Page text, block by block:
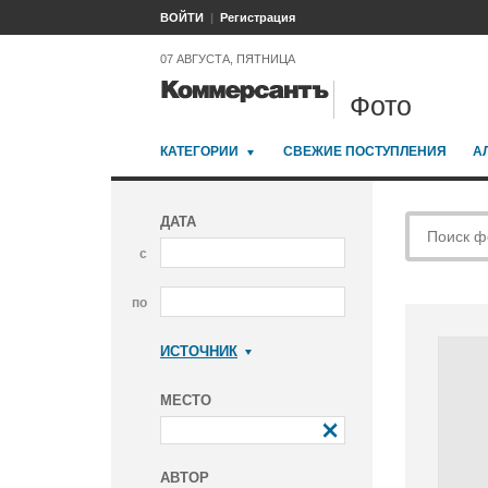
ВОЙТИ Регистрация
07 АВГУСТА, ПЯТНИЦА
Фото
КАТЕГОРИИ СВЕЖИЕ ПОСТУПЛЕНИЯ
ДАТА
с
по
ИСТОЧНИК
МЕСТО
АВТОР